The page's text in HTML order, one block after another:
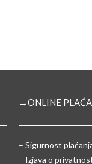
→ONLINE
– Sigurnost
– Izjava o